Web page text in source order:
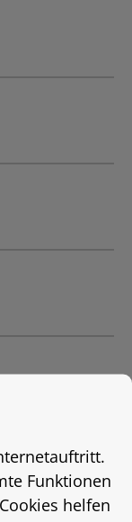
Funktionen
helfen